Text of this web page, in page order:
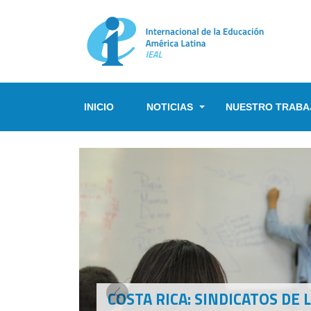
INICIO NOTICIAS NUESTRO
AMÉRICA LATINA IMPULSA
Previous